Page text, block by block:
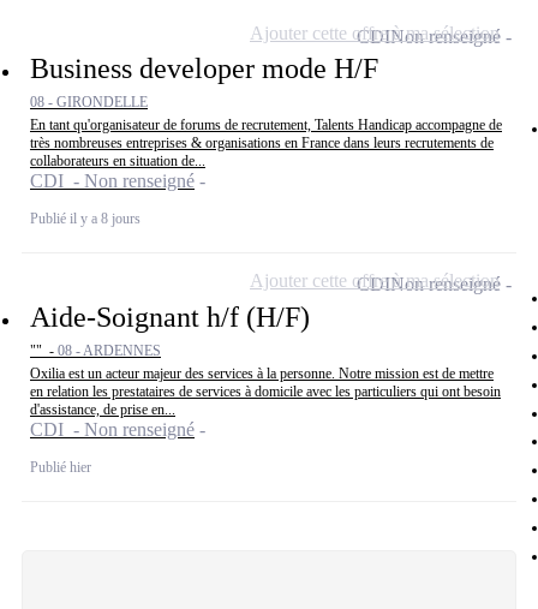
Business developer mode H/F
08 - GIRONDELLE
En tant qu'organisateur de forums de recrutement, Talents Handicap accompagne de
très nombreuses entreprises & organisations en France dans leurs recrutements de
collaborateurs en situation de...
CDI - Non renseigné
Publié il y a 8 jours
CDINon renseigné
Ajouter cette offre à ma sélection
Aide-Soignant h/f (H/F)
"" - 08 - ARDENNES
Oxilia est un acteur majeur des services à la personne. Notre mission est de mettre
en relation les prestataires de services à domicile avec les particuliers qui ont besoin
d'assistance, de prise en...
CDI - Non renseigné
Publié hier
CDINon renseigné
Ajouter cette offre à ma sélection